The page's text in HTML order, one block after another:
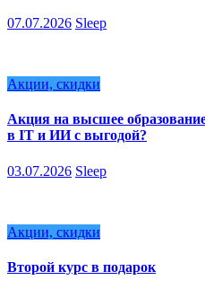
07.07.2026 Sleep
Акции, скидки
Акция на высшее
в IT и ИИ с выгодой?
03.07.2026 Sleep
Акции, скидки
Второй курс в подарок